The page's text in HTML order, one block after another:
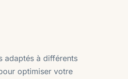
adaptés à différents
optimiser votre